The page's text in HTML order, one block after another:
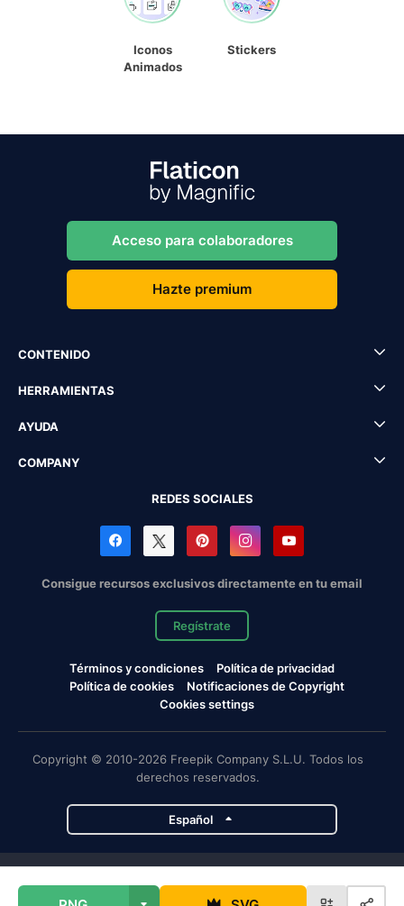
Iconos
Animados
Stickers
Acceso para colaboradores
Hazte premium
CONTENIDO
HERRAMIENTAS
AYUDA
COMPANY
REDES SOCIALES
Consigue recursos exclusivos directamente en tu email
Regístrate
Términos y condiciones
Política de privacidad
Política de cookies
Notificaciones de Copyright
Cookies settings
Copyright © 2010-2026 Freepik Company S.L.U. Todos los
derechos reservados.
Español